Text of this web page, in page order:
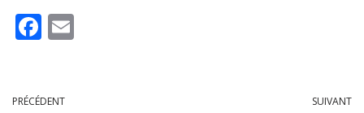
F
b
PRÉCÉDENT SUIVANT